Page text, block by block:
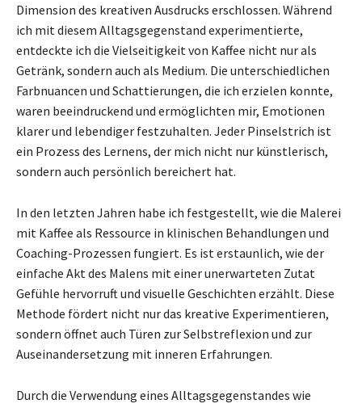
Dimension des kreativen Ausdrucks erschlossen. Während
ich mit diesem Alltagsgegenstand experimentierte,
entdeckte ich die Vielseitigkeit von Kaffee nicht nur als
Getränk, sondern auch als Medium. Die unterschiedlichen
Farbnuancen und Schattierungen, die ich erzielen konnte,
waren beeindruckend und ermöglichten mir, Emotionen
klarer und lebendiger festzuhalten. Jeder Pinselstrich ist
ein Prozess des Lernens, der mich nicht nur künstlerisch,
sondern auch persönlich bereichert hat.
In den letzten Jahren habe ich festgestellt, wie die Malerei
mit Kaffee als Ressource in klinischen Behandlungen und
Coaching-Prozessen fungiert. Es ist erstaunlich, wie der
einfache Akt des Malens mit einer unerwarteten Zutat
Gefühle hervorruft und visuelle Geschichten erzählt. Diese
Methode fördert nicht nur das kreative Experimentieren,
sondern öffnet auch Türen zur Selbstreflexion und zur
Auseinandersetzung mit inneren Erfahrungen.
Durch die Verwendung eines Alltagsgegenstandes wie